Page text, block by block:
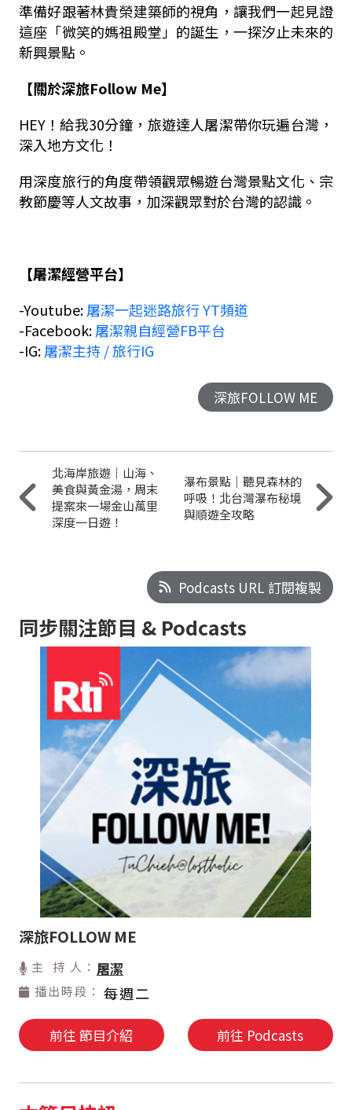
準備好跟著林貴榮建築師的視角，讓我們一起見證
這座「微笑的媽祖殿堂」的誕生，一探汐止未來的
新興景點。
【關於深旅Follow Me】
HEY！給我30分鐘，旅遊達人屠潔帶你玩遍台灣，
深入地方文化！
用深度旅行的角度帶領觀眾暢遊台灣景點文化、宗
教節慶等人文故事，加深觀眾對於台灣的認識。
【屠潔經營平台】
-Youtube:屠潔一起迷路旅行 YT頻道
-Facebook:屠潔親自經營FB平台
-IG:屠潔主持 / 旅行IG
深旅FOLLOW ME
北海岸旅遊｜山海、
美食與黃金湯，周末
提案來一場金山萬里
深度一日遊！
瀑布景點｜聽見森林的
呼吸！北台灣瀑布秘境
與順遊全攻略
Podcasts URL 訂閱複製
同步關注節目 & Podcasts
深旅FOLLOW ME
主 持 人： 屠潔
播出時段： 每週二
前往 節目介紹 前往 Podcasts